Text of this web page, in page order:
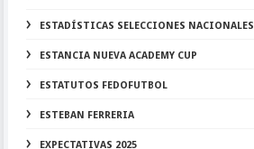
ESTADÍSTICAS SELECCIONES NACIONALES
ESTANCIA NUEVA ACADEMY CUP
ESTATUTOS FEDOFUTBOL
ESTEBAN FERRERIA
EXPECTATIVAS 2025